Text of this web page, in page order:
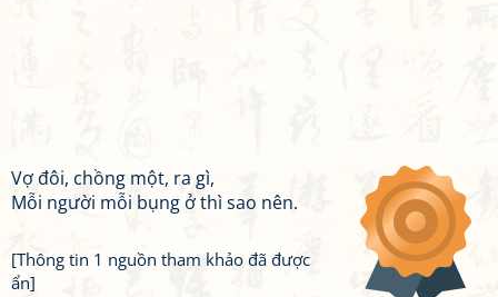
Vợ đôi, chồng một, ra gì,
Mỗi người mỗi bụng ở thì sao nên.
[Thông tin 1 nguồn tham khảo đã được
ẩn]